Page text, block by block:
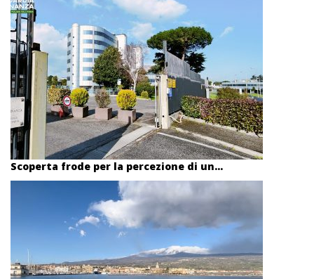
Scoperta frode per la percezione di un...